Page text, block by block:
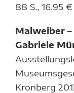
88 S., 16,95 €
Malweiber
Gabriele
Kronberg